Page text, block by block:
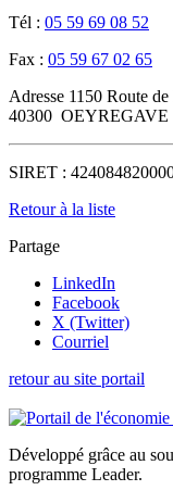
Tél : 05 59 69 08 52
Fax : 05 59 67 02 65
Adresse 1150 Route
40300 OEYREGAVE
SIRET :
Retour à la liste
Partage
LinkedIn
Facebook
X (Twitter)
Courriel
retour au site portail
Développé grâce au
programme Leader.